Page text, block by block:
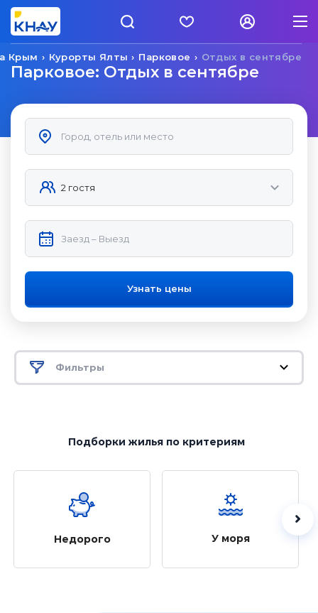
Отдых в сентябре
Парковое
Курорты Ялты
Крым
Парковое: Отдых в сентябре
Узнать цены
Фильтры
Подборки жильяпо критериям
Недорого У моря